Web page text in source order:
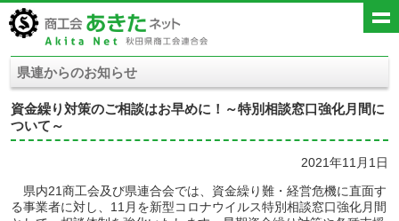
県連からのお知らせ
資金繰り対策のご相談はお早めに！～特別相談窓口強化月間に
ついて～
2021年11月1日
県内21商工会及び県連合会では、資金繰り難・経営危機に直面す
る事業者に対し、11月を新型コロナウイルス特別相談窓口強化月間